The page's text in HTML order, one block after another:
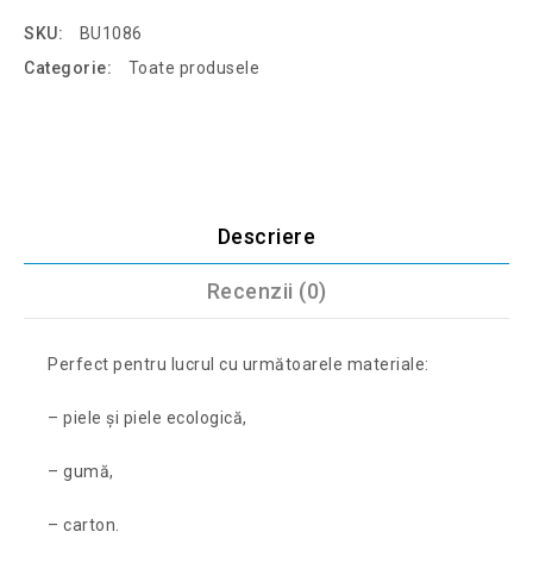
SKU:
BU1086
Categorie:
Toate produsele
Descriere
Recenzii (0)
Perfect pentru lucrul cu următoarele materiale:
– piele și piele ecologică,
– gumă,
– carton.